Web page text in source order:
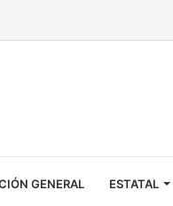
GENERAL ESTATAL